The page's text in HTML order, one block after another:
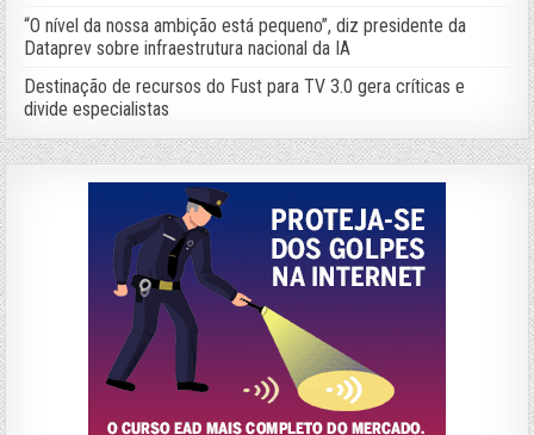
“O nível da nossa ambição está pequeno”, diz presidente da
Dataprev sobre infraestrutura nacional da IA
Destinação de recursos do Fust para TV 3.0 gera críticas e
divide especialistas